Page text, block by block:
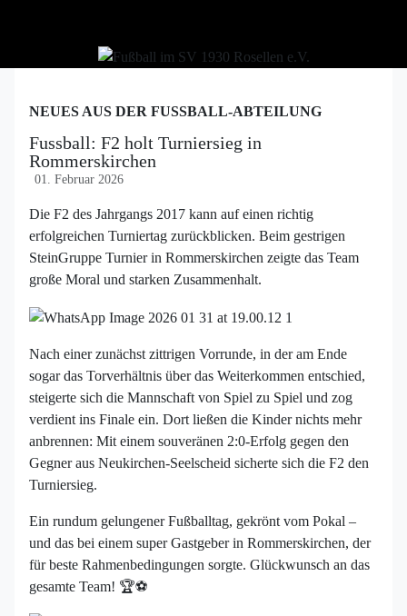
NEUES AUS DER FUSSBALL-ABTEILUNG
Fussball: F2 holt Turniersieg in
Rommerskirchen
01. Februar 2026
Die F2 des Jahrgangs 2017 kann auf einen richtig
erfolgreichen Turniertag zurückblicken. Beim gestrigen
SteinGruppe Turnier in Rommerskirchen zeigte das Team
große Moral und starken Zusammenhalt.
Nach einer zunächst zittrigen Vorrunde, in der am Ende
sogar das Torverhältnis über das Weiterkommen entschied,
steigerte sich die Mannschaft von Spiel zu Spiel und zog
verdient ins Finale ein. Dort ließen die Kinder nichts mehr
anbrennen: Mit einem souveränen 2:0-Erfolg gegen den
Gegner aus Neukirchen-Seelscheid sicherte sich die F2 den
Turniersieg.
Ein rundum gelungener Fußballtag, gekrönt vom Pokal –
und das bei einem super Gastgeber in Rommerskirchen, der
für beste Rahmenbedingungen sorgte. Glückwunsch an das
gesamte Team! 🏆⚽️